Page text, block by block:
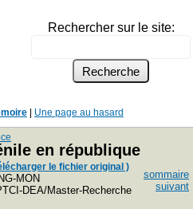
Rechercher sur le site:
Une page au hasard
en république
le fichier original )
MON
DEA/Master-Recherche
sommaire
suivant